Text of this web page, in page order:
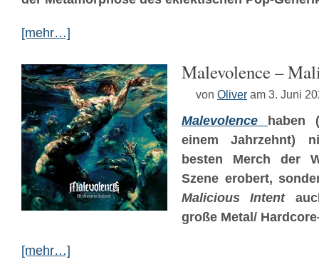
[mehr…]
Malevolence –
von Oliver am 3. Juni
Malevolence
haben
einem Jahrzehnt)
besten Merch der
Szene erobert,
Malicious Intent
große Metal/
[mehr…]